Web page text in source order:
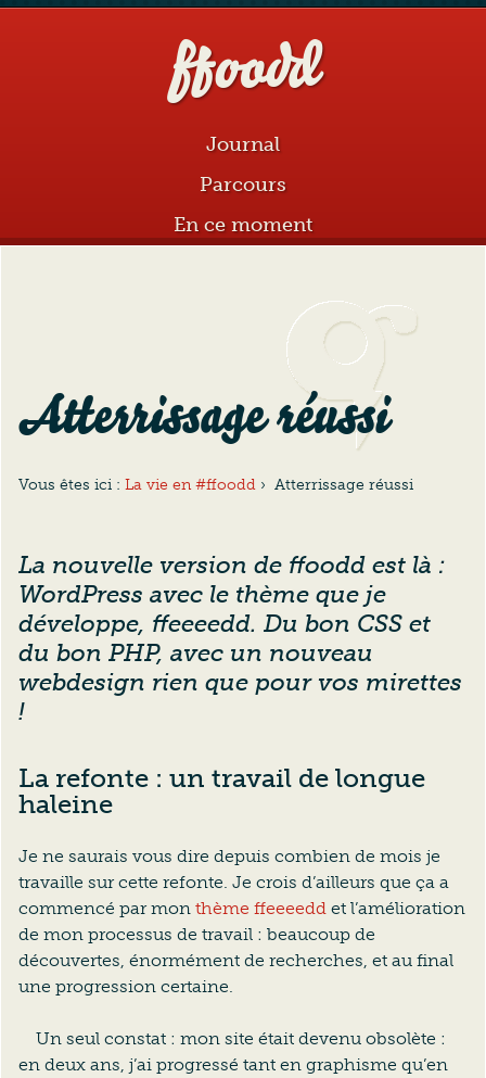
ffoodd
Journal
Parcours
En ce moment
Atterrissage réussi
Vous êtes ici : La vie en #ffoodd › Atterrissage réussi
La nouvelle version de ffoodd est là :
WordPress avec le thème que je
développe, ffeeeedd. Du bon CSS et
du bon PHP, avec un nouveau
webdesign rien que pour vos mirettes
!
La refonte : un travail de longue
haleine
Je ne saurais vous dire depuis combien de mois je
travaille sur cette refonte. Je crois d’ailleurs que ça a
commencé par mon thème ffeeeedd et l’amélioration
de mon processus de travail : beaucoup de
découvertes, énormément de recherches, et au final
une progression certaine.
Un seul constat : mon site était devenu obsolète :
en deux ans, j’ai progressé tant en graphisme qu’en